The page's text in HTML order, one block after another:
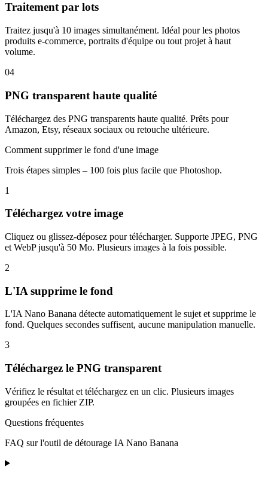
Traitement par lots
Traitez jusqu'à 10 images simultanément. Idéal pour les photos
produits e-commerce, portraits d'équipe ou tout projet à haut
volume.
04
PNG transparent haute qualité
Téléchargez des PNG transparents haute qualité. Prêts pour
Amazon, Etsy, réseaux sociaux ou retouche ultérieure.
Comment supprimer le fond d'une image
Trois étapes simples – 100 fois plus facile que Photoshop.
1
Téléchargez votre image
Cliquez ou glissez-déposez pour télécharger. Supporte JPEG, PNG
et WebP jusqu'à 50 Mo. Plusieurs images à la fois possible.
2
L'IA supprime le fond
L'IA Nano Banana détecte automatiquement le sujet et supprime le
fond. Quelques secondes suffisent, aucune manipulation manuelle.
3
Téléchargez le PNG transparent
Vérifiez le résultat et téléchargez en un clic. Plusieurs images
groupées en fichier ZIP.
Questions fréquentes
FAQ sur l'outil de détourage IA Nano Banana